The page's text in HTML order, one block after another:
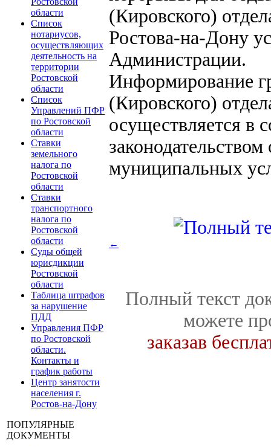
области
Список
нотариусов,
осуществляющих
деятельность на
территории
Ростовской
области
Список
Управлений ПФР
по Ростовской
области
Ставки
земельного
налога по
Ростовской
области
Ставки
транспортного
налога по
Ростовской
области
Суды общей
юрисдикции
Ростовской
области
Таблица штрафов
за нарушение
ПДД
Управления ПФР
по Ростовской
области.
Контакты и
график работы
Центр занятости
населения г.
Ростов-на-Дону
ПОПУЛЯРНЫЕ
ДОКУМЕНТЫ
(Кировского)
Ростова-на-Дону
Администрации.
Информирование
(Кировского)
осуществляется в
муниципальных
←
Полный текст
можете
заказав